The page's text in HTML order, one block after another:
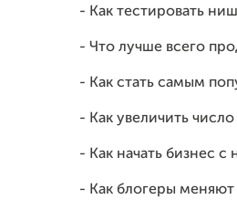
- Как тестировать
- Что лучше всего
- Как стать самым
- Как увеличить
- Как начать бизнес с
- Как блогеры меняют